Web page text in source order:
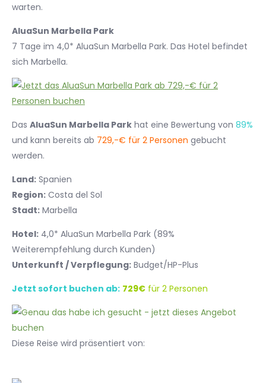
warten.
AluaSun Marbella Park
7 Tage im 4,0* AluaSun Marbella Park. Das Hotel befindet
sich Marbella.
Das AluaSun Marbella Park hat eine Bewertung von 89%
und kann bereits ab 729,-€ für 2 Personen gebucht
werden.
Land: Spanien
Region: Costa del Sol
Stadt: Marbella
Hotel: 4,0* AluaSun Marbella Park (89%
Weiterempfehlung durch Kunden)
Unterkunft / Verpflegung: Budget/HP-Plus
Jetzt sofort buchen ab: 729€ für 2 Personen
Diese Reise wird präsentiert von: